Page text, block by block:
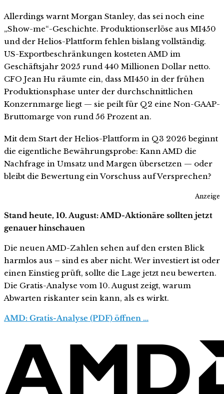
Allerdings warnt Morgan Stanley, das sei noch eine
„Show-me“-Geschichte. Produktionserlöse aus MI450
und der Helios-Plattform fehlen bislang vollständig.
US-Exportbeschränkungen kosteten AMD im
Geschäftsjahr 2025 rund 440 Millionen Dollar netto.
CFO Jean Hu räumte ein, dass MI450 in der frühen
Produktionsphase unter der durchschnittlichen
Konzernmarge liegt — sie peilt für Q2 eine Non-GAAP-
Bruttomarge von rund 56 Prozent an.
Mit dem Start der Helios-Plattform in Q3 2026 beginnt
die eigentliche Bewährungsprobe: Kann AMD die
Nachfrage in Umsatz und Margen übersetzen — oder
bleibt die Bewertung ein Vorschuss auf Versprechen?
Anzeige
Stand heute, 10. August: AMD-Aktionäre sollten jetzt
genauer hinschauen
Die neuen AMD-Zahlen sehen auf den ersten Blick
harmlos aus – sind es aber nicht. Wer investiert ist oder
einen Einstieg prüft, sollte die Lage jetzt neu bewerten.
Die Gratis-Analyse vom 10. August zeigt, warum
Abwarten riskanter sein kann, als es wirkt.
AMD: Gratis-Analyse (PDF) öffnen …